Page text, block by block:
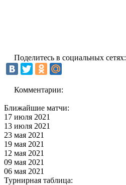
Поделитесь в социальных сетях:
Комментарии:
Ближайшие матчи:
17 июля 2021
13 июля 2021
23 мая 2021
19 мая 2021
12 мая 2021
09 мая 2021
06 мая 2021
Турнирная таблица: